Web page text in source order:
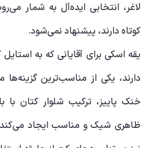
لاغر، انتخابی ایده‌آل به شمار
کوتاه دارند، پیشنهاد نمی‌شود.
یقه اسکی برای آقایانی که به
دارند، یکی از مناسب‌ترین
خنک پاییز، ترکیب شلوار کتان
ظاهری شیک و مناسب ایجاد